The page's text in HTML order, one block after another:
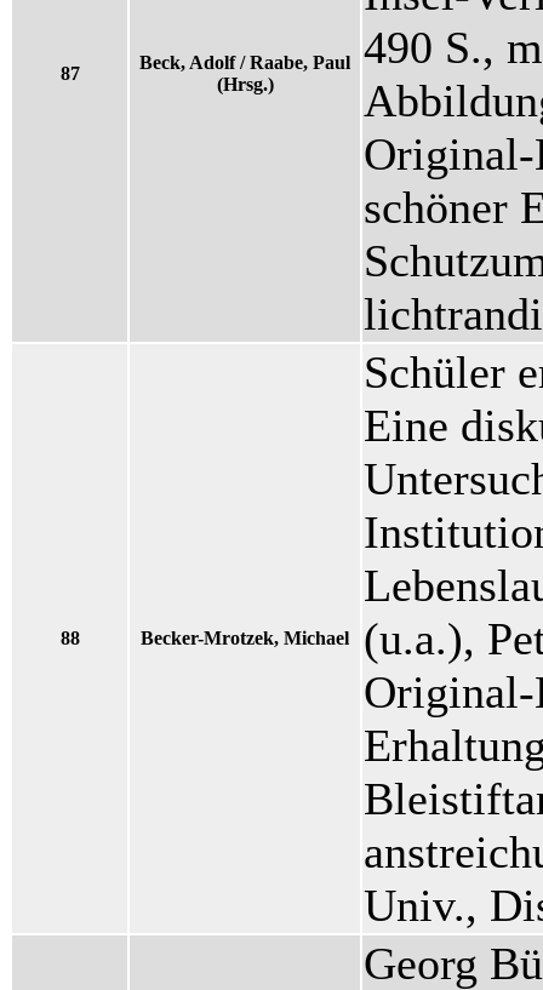
87
Beck, Adolf / Raabe, Paul
(Hrsg.)
490 S.,
Original-
schöner
88 Becker-Mrotzek, Michael
Schüler
Eine
(u.a.),
Original-
Univ.,
Georg